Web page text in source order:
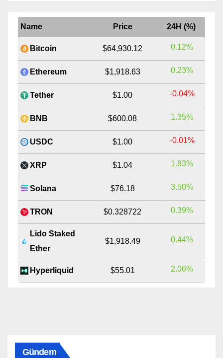
Name Price 24H (%)
Bitcoin $64,930.12 0.12%
Ethereum $1,918.63 0.23%
Tether $1.00 -0.04%
BNB $600.08 1.35%
USDC $1.00 -0.01%
XRP $1.04 1.83%
Solana $76.18 3.50%
TRON $0.328722 0.39%
Lido Staked
Ether
$1,918.49 0.44%
Hyperliquid $55.01 2.06%
Gündem